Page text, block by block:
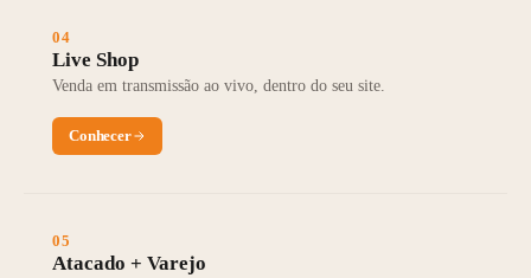
04
Live Shop
Venda em transmissão ao vivo, dentro do seu site.
Conhecer
05
Atacado + Varejo